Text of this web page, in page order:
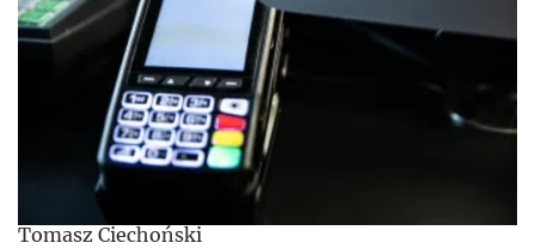
Tomasz Ciechoński